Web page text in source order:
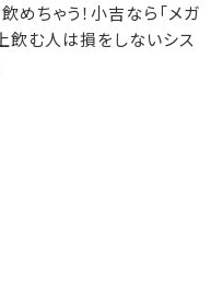
めちゃう！小吉なら「メガ
飲む人は損をしないシス